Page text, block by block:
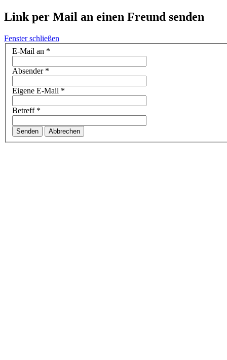
Link per Mail an einen Freund senden
Fenster schließen
E-Mail an *
Absender*
Eigene E-Mail *
Betreff*
Senden Abbrechen